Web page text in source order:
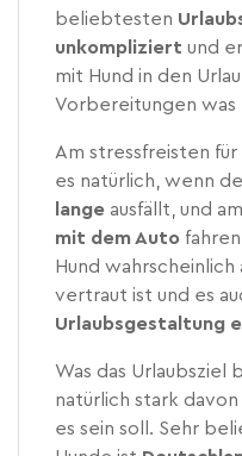
beliebtesten
unkompliziert und
mit Hund in den
Vorbereitungen
Am stressfreisten
es natürlich, wenn
lange ausfällt, und
mit dem Auto
Hund
vertraut ist und es
Urlaubsgestaltung
Was das Urlaubsziel
natürlich stark
es sein soll. Sehr